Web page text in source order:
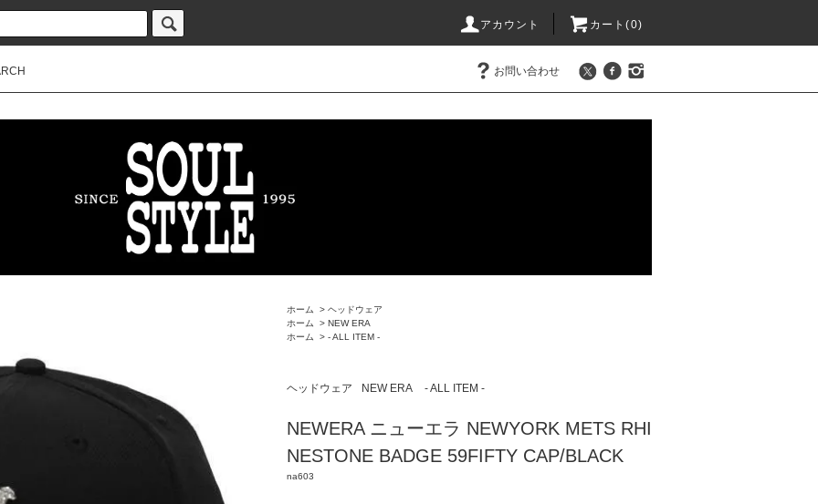
アカウント カート(0)
お問い合わせ
ホーム > ヘッドウェア
ホーム
> NEW ERA
ホーム
> - ALL ITEM -
ヘッドウェア NEW ERA - ALL ITEM -
NEWERA ニューエラ NEWYORK METS RHI
NESTONE BADGE 59FIFTY CAP/BLACK
na603